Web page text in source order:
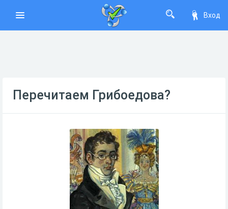
Вход
Перечитаем Грибоедова?